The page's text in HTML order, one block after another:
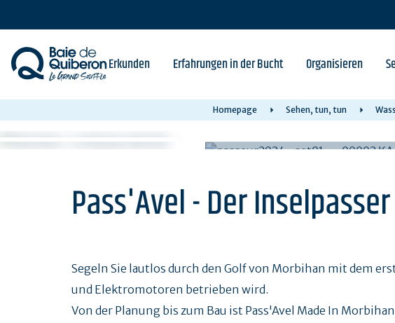
content
Erkunden Erfahrungen in der Bucht Organisieren
Homepage Sehen, tun, tun
Pass'Avel - Der Inselpasser
Segeln Sie lautlos durch den Golf von Morbihan mit dem
und Elektromotoren betrieben wird.
Von der Planung bis zum Bau ist Pass'Avel Made In